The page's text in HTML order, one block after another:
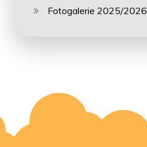
Fotogalerie 2025/2026